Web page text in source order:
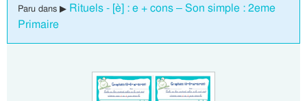
Paru dans ▶ Rituels - [è] : e + cons – Son simple : 2eme
Primaire